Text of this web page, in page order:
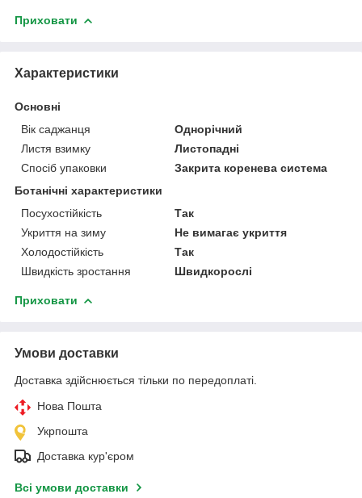
Приховати
Характеристики
Основні
Вік саджанця
Однорічний
Листя взимку
Листопадні
Спосіб упаковки
Закрита коренева система
Ботанічні характеристики
Посухостійкість
Так
Укриття на зиму
Не вимагає укриття
Холодостійкість
Так
Швидкість зростання
Швидкорослі
Приховати
Умови доставки
Доставка здійснюється тільки по передоплаті.
Нова Пошта
Укрпошта
Доставка кур'єром
Всі умови доставки